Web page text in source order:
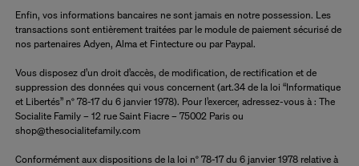
Enfin, vos informations bancaires ne sont jamais en notre possession. Les
transactions sont entièrement traitées par le module de paiement sécurisé de
nos partenaires Adyen, Alma et Fintecture ou par Paypal.
Vous disposez d’un droit d’accès, de modification, de rectification et de
suppression des données qui vous concernent (art.34 de la loi “Informatique
et Libertés” n° 78-17 du 6 janvier 1978). Pour l’exercer, adressez-vous à : The
Socialite Family – 12 rue Saint Fiacre – 75002 Paris ou
shop@thesocialitefamily.com
Conformément aux dispositions de la loi n° 78-17 du 6 janvier 1978 relative à